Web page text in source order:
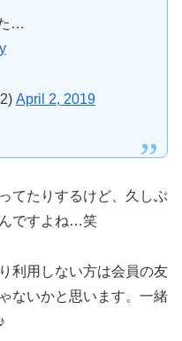
…
April 2, 2019
てたりするけど、久しぶ
ですよね…笑
利用しない方は会員の友
ないかと思います。一緒